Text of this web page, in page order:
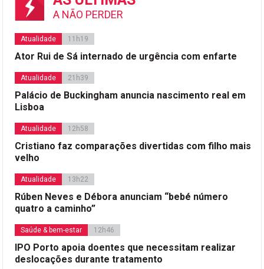
A NÃO PERDER
Atualidade 11h19
Ator Rui de Sá internado de urgência com enfarte
Atualidade 21h39
Palácio de Buckingham anuncia nascimento real em
Lisboa
Atualidade 12h58
Cristiano faz comparações divertidas com filho mais
velho
Atualidade 13h22
Rúben Neves e Débora anunciam “bebé número
quatro a caminho”
Saúde & bem-estar 12h46
IPO Porto apoia doentes que necessitam realizar
deslocações durante tratamento